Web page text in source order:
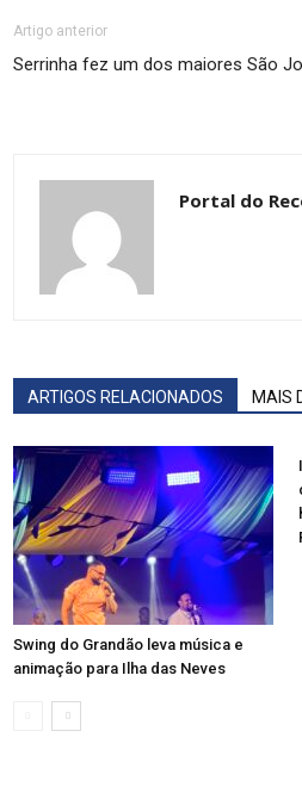
Artigo anterior
Serrinha fez um dos maiores São
Portal do
ARTIGOS RELACIONADOS MAIS
Swing do Grandão leva música e
animação para Ilha das Neves